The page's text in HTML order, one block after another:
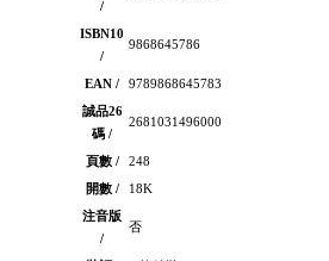
/
ISBN10
/
9868645786
EAN /
9789868645783
誠品26
碼 /
2681031496000
頁數 /
248
開數 /
18K
注音版
/
否